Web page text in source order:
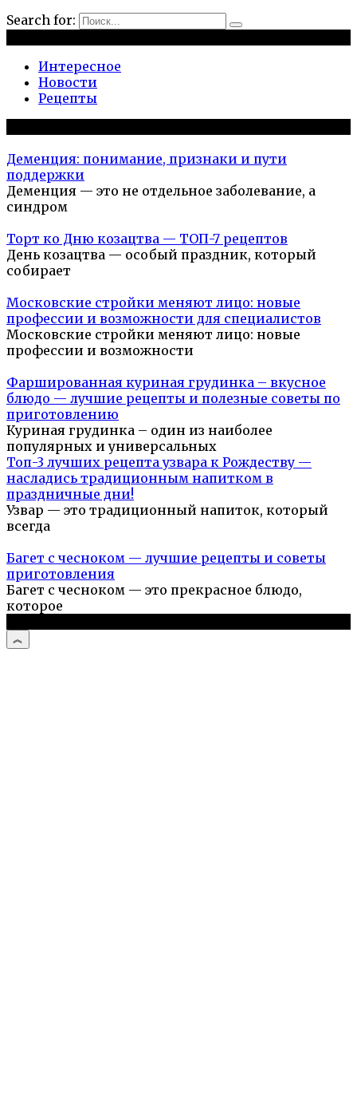
Search for:
Интересное
Новости
Рецепты
Деменция: понимание, признаки и пути
поддержки
Деменция — это не отдельное заболевание, а
синдром
Торт ко Дню козацтва — ТОП-7 рецептов
День козацтва — особый праздник, который
собирает
Московские стройки меняют лицо: новые
профессии и возможности для специалистов
Московские стройки меняют лицо: новые
профессии и возможности
Фаршированная куриная грудинка – вкусное
блюдо — лучшие рецепты и полезные советы по
приготовлению
Куриная грудинка – один из наиболее
популярных и универсальных
Топ-3 лучших рецепта узвара к Рождеству —
насладись традиционным напитком в
праздничные дни!
Узвар — это традиционный напиток, который
всегда
Багет с чесноком — лучшие рецепты и советы
приготовления
Багет с чесноком — это прекрасное блюдо,
которое